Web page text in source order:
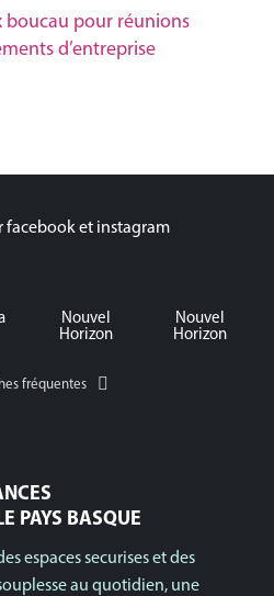
boucau pour réunions
d’entreprise
facebook et instagram
Nouvel
Horizon
Nouvel
Horizon
fréquentes
PAYS BASQUE
espaces securises et des
au quotidien, une